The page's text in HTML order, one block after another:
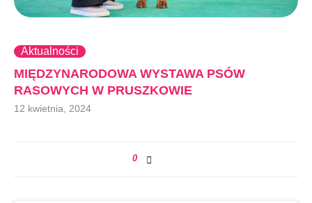
Aktualności
MIĘDZYNARODOWA WYSTAWA PSÓW
RASOWYCH W PRUSZKOWIE
12 kwietnia, 2024
0